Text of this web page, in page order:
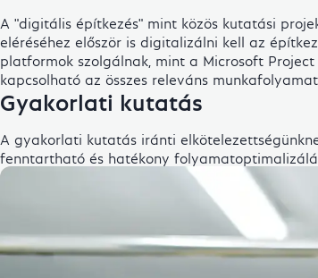
A "digitális építkezés" mint közös kutatási
eléréséhez először is digitalizálni kell az
platformok szolgálnak, mint a Microsoft
kapcsolható az összes releváns
Gyakorlati kutatás
A gyakorlati kutatás iránti
fenntartható és hatékony